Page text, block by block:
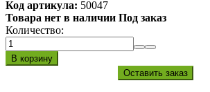
Код артикула: 50047
Товара нет в наличии Под заказ
Количество: